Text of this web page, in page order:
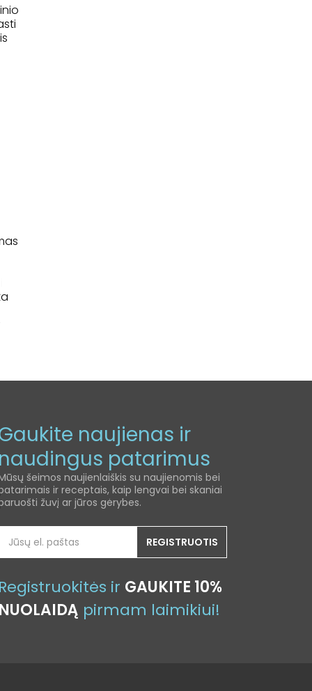
naujienas ir
naudingus patarimus
šeimos naujienlaiškis su naujienomis bei
ir receptais, kaip lengvai bei skaniai
žuvį ar jūros gėrybes.
REGISTRUOTIS
Registruokitės ir GAUKITE 10%
NUOLAIDĄ pirmam laimikiui!